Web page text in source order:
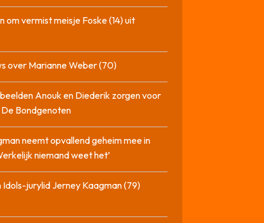
om vermist meisje Foske (14) uit
over Marianne Weber (70)
Anouk en Diederik zorgen voor
Bondgenoten
neemt opvallend geheim mee in
niemand weet het’
Idols-jurylid Jerney Kaagman (79)